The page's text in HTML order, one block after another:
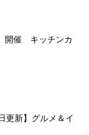
開催 キッチンカ
更新】グルメ＆イ